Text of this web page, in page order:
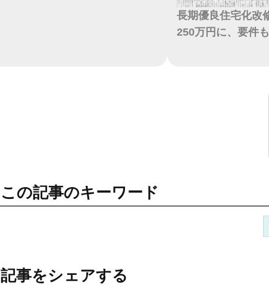
長期優良住宅化改
250万円に、要件
この記事のキーワード
記事をシェアする